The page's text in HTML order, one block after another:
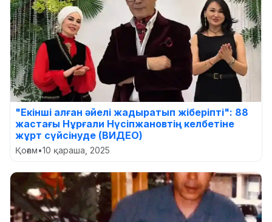
"Екінші алған әйелі жадыратып жіберіпті": 88
жастағы Нұрғали Нүсіпжановтің келбетіне
жұрт сүйсінуде (ВИДЕО)
Қоғам•10 қараша, 2025